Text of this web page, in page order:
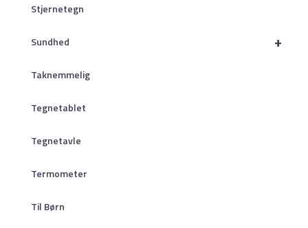
Stjernetegn
+
Sundhed
Taknemmelig
Tegnetablet
Tegnetavle
Termometer
Til Børn